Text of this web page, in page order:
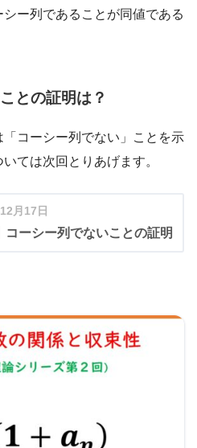
ー列であることが同値である
との証明は？
コーシー列でない」ことを示
ては次回とりあげます。
月17日
コーシー列でないことの証明